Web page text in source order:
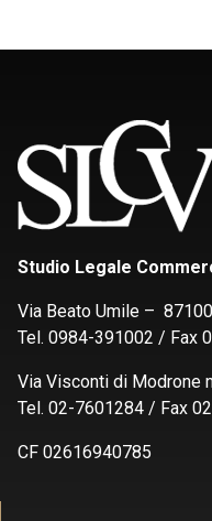
Studio Legale
Via Beato Umile –
Tel. 0984-391002 / Fax
Via Visconti di Modrone
Tel. 02-7601284 / Fax
CF 02616940785